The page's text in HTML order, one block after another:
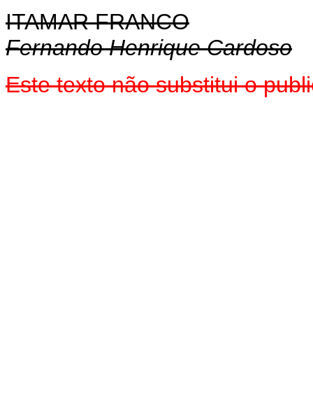
ITAMAR FRANCO
Fernando Henrique Cardoso
Este texto não substitui o